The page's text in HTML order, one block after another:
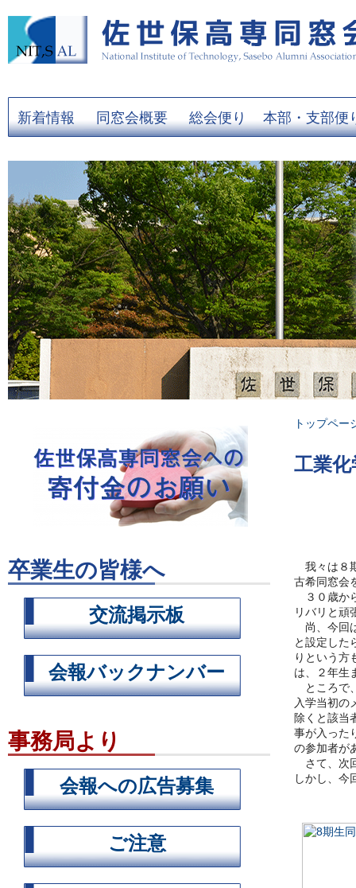
新着情報 同窓会概要 総会便り 本部・支部便
トップペー
工業
我々は８
古希同窓会
３０歳か
リバリと頑
尚、今回
と設定した
りという方
は、２年生
ところで
入学当初の
除くと該当
事が入った
の参加者が
さて、次
しかし、今
卒業生の皆様へ
交流掲示板
会報バックナンバー
事務局より
会報への広告募集
ご注意